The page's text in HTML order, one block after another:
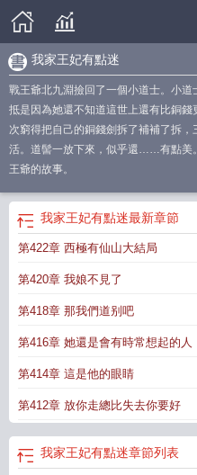
我家王妃有點迷
戰王爺北九淵撿回了一個小道士。小
抵是因為她還不知道這世上還有比銅
次窮得把自己的銅錢劍拆了補補了拆
活。道髻一放下來，似乎還……有點美
王爺的故事。
我家王妃有點迷最新章節
第422章 西極有仙山大結局
第420章 我娘不見了
第418章 那我們道别吧
第416章 她還是會有時常想起的人
第414章 這是他的眼睛
第412章 放你走總比失去你要好
我家王妃有點迷章節列表